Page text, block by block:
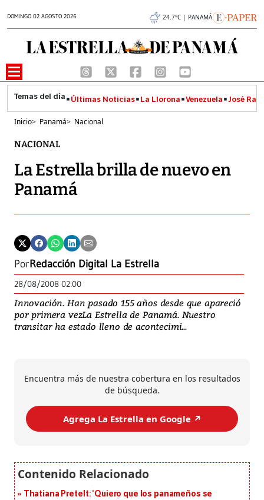
DOMINGO 02 AGOSTO 2026 24.7°C | PANAMÁ
Últimas Noticias La Llorona Venezuela José
Inicio> Panamá> Nacional
NACIONAL
La Estrella brilla de nuevo en
Panamá
PorRedacción Digital La Estrella
28/08/2008 02:00
Innovación. Han pasado 155 años desde que apareció
por primera vezLa Estrella de Panamá. Nuestro
transitar ha estado lleno de acontecimi...
Encuentra más de nuestra cobertura en los resultados
de búsqueda.
Agrega La Estrella en Google ↗️
Thatiana Pretelt: ‘Quiero que los panameños se